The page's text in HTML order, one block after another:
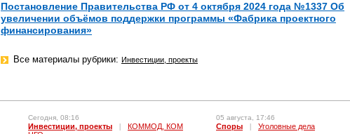
Постановление Правительства РФ от 4 октября 2024 года №1337 Об
увеличении объёмов поддержки программы «Фабрика проектного
финансирования»
Все материалы рубрики: Инвестиции, проекты
Сегодня, 08:16
Инвестиции, проекты |
КОММОД, КОМ
05 августа, 17:46
Споры | Уголовные дела